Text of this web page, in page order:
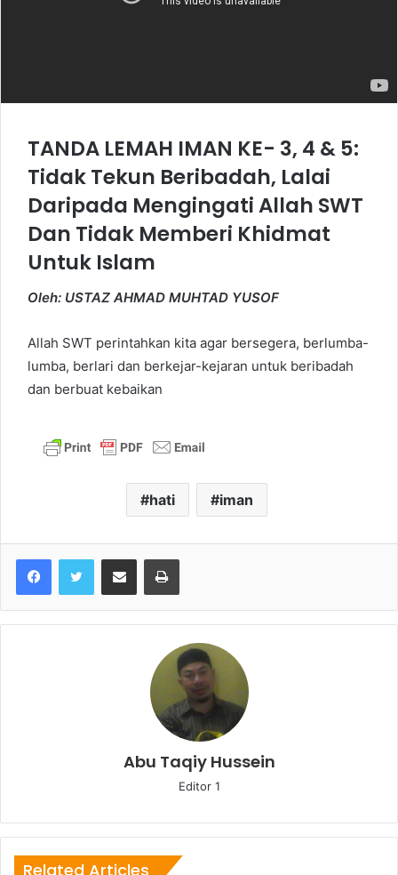
TANDA LEMAH IMAN KE- 3, 4 & 5:
Tidak Tekun Beribadah, Lalai
Daripada Mengingati Allah SWT
Dan Tidak Memberi Khidmat
Untuk Islam
Oleh: USTAZ AHMAD MUHTAD YUSOF
Allah SWT perintahkan kita agar bersegera, berlumba-
lumba, berlari dan berkejar-kejaran untuk beribadah
dan berbuat kebaikan
hati iman
Share via Email Print
Abu Taqiy Hussein
Editor 1
Related Articles